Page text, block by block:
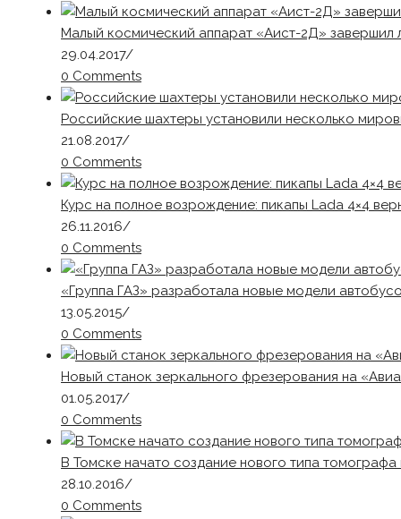
Малый космический аппарат «Аист-2Д» завершил
29.04.2017/
0 Comments
Российские шахтеры установили несколько
21.08.2017/
0 Comments
Курс на полное возрождение: пикапы Lada 4×4
26.11.2016/
0 Comments
«Группа ГАЗ» разработала новые модели
13.05.2015/
0 Comments
Новый станок зеркального фрезерования на
01.05.2017/
0 Comments
В Томске начато создание нового типа
28.10.2016/
0 Comments